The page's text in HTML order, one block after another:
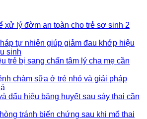
xử lý đờm an toàn cho trẻ sơ sinh 2
tự nhiên giúp giảm đau khớp hiệu
sinh
trẻ bị sang chấn tâm lý cha mẹ cần
chàm sữa ở trẻ nhỏ và giải pháp
dấu hiệu băng huyết sau sảy thai cần
tránh biến chứng sau khi mổ thai